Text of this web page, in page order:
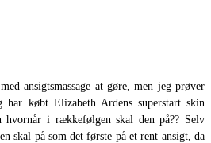
ansigtsmassage at gøre, men jeg prøver
har købt Elizabeth Ardens superstart skin
hvornår i rækkefølgen skal den på?? Selv
skal på som det første på et rent ansigt, da